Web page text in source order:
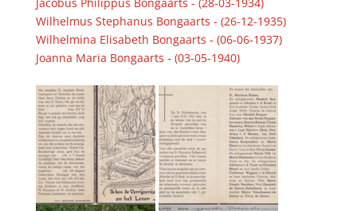
Wilhelmus Stephanus Bongaarts - (26-12-1935)
Wilhelmina Elisabeth Bongaarts - (06-06-1937)
Joanna Maria Bongaarts - (03-05-1940)